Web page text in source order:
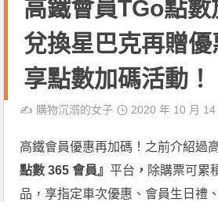
高鐵會員TGo點數
兌換星巴克再贈優
享點數加碼活動！
✍️ 購物沉溺的女子 2020 年 10 月 14
高鐵會員優惠再加碼！之前介紹過
點數 365 會員』平台 ， 除購票可累
品，享指定車次優惠、會員生日禮